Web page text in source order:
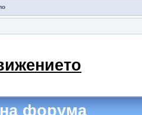
форума